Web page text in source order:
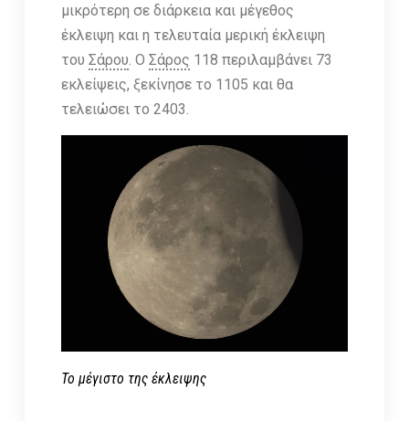
μικρότερη σε διάρκεια και μέγεθος
έκλειψη και η τελευταία μερική έκλειψη
του Σάρου . Ο Σάρος 118 περιλαμβάνει 73
εκλείψεις, ξεκίνησε το 1105 και θα
τελειώσει το 2403.
Το μέγιστο της έκλειψης